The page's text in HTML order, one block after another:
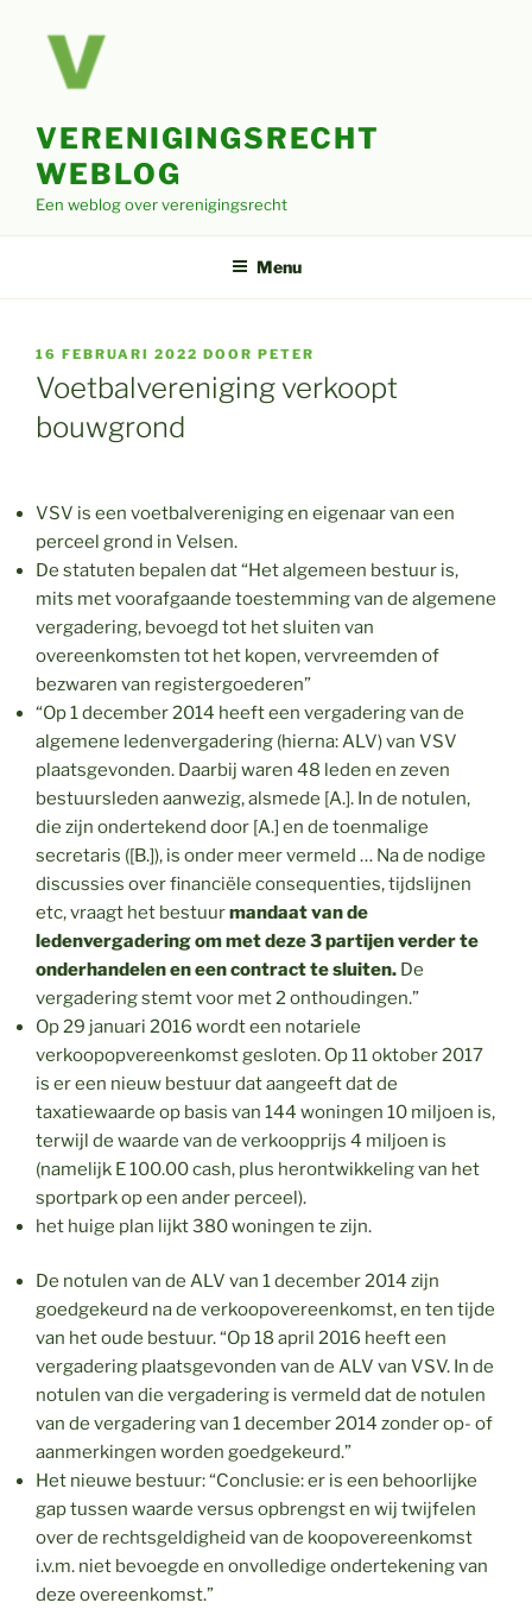
VERENIGINGSRECHT
WEBLOG
Een weblog over verenigingsrecht
Menu
GEPLAATST
OP
16 FEBRUARI 2022 DOOR PETER
Voetbalvereniging verkoopt
bouwgrond
VSV is een voetbalvereniging en eigenaar van een
perceel grond in Velsen.
De statuten bepalen dat “Het algemeen bestuur is,
mits met voorafgaande toestemming van de algemene
vergadering, bevoegd tot het sluiten van
overeenkomsten tot het kopen, vervreemden of
bezwaren van registergoederen”
“Op 1 december 2014 heeft een vergadering van de
algemene ledenvergadering (hierna: ALV) van VSV
plaatsgevonden. Daarbij waren 48 leden en zeven
bestuursleden aanwezig, alsmede [A.]. In de notulen,
die zijn ondertekend door [A.] en de toenmalige
secretaris ([B.]), is onder meer vermeld … Na de nodige
discussies over financiële consequenties, tijdslijnen
etc, vraagt het bestuurmandaat van de
ledenvergadering om met deze 3 partijen verder te
onderhandelen en een contract te sluiten. De
vergadering stemt voor met 2 onthoudingen.”
Op 29 januari 2016 wordt een notariele
verkoopopvereenkomst gesloten. Op 11 oktober 2017
is er een nieuw bestuur dat aangeeft dat de
taxatiewaarde op basis van 144 woningen 10 miljoen is,
terwijl de waarde van de verkoopprijs 4 miljoen is
(namelijk E 100.00 cash, plus herontwikkeling van het
sportpark op een ander perceel).
het huige plan lijkt 380 woningen te zijn.
De notulen van de ALV van 1 december 2014 zijn
goedgekeurd na de verkoopovereenkomst, en ten tijde
van het oude bestuur. “Op 18 april 2016 heeft een
vergadering plaatsgevonden van de ALV van VSV. In de
notulen van die vergadering is vermeld dat de notulen
van de vergadering van 1 december 2014 zonder op- of
aanmerkingen worden goedgekeurd.”
Het nieuwe bestuur: “Conclusie: er is een behoorlijke
gap tussen waarde versus opbrengst en wij twijfelen
over de rechtsgeldigheid van de koopovereenkomst
i.v.m. niet bevoegde en onvolledige ondertekening van
deze overeenkomst.”